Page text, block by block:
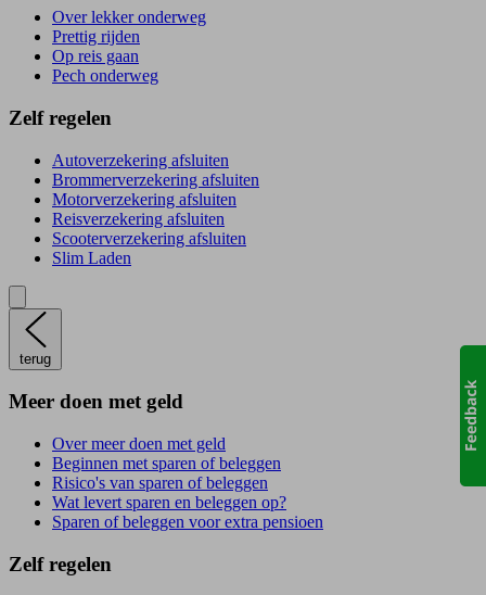
Over lekker onderweg
Prettig rijden
Op reis gaan
Pech onderweg
Zelf regelen
Autoverzekering afsluiten
Brommerverzekering afsluiten
Motorverzekering afsluiten
Reisverzekering afsluiten
Scooterverzekering afsluiten
Slim Laden
terug
Meer doen met geld
Over meer doen met geld
Beginnen met sparen of beleggen
Risico's van sparen of beleggen
Wat levert sparen en beleggen op?
Sparen of beleggen voor extra pensioen
Zelf regelen